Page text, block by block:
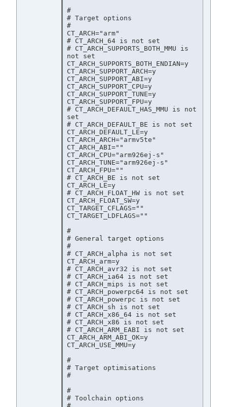
#
# Target options
#
CT_ARCH="arm"
# CT_ARCH_64 is not set
# CT_ARCH_SUPPORTS_BOTH_MMU is
not set
CT_ARCH_SUPPORTS_BOTH_ENDIAN=y
CT_ARCH_SUPPORT_ARCH=y
CT_ARCH_SUPPORT_ABI=y
CT_ARCH_SUPPORT_CPU=y
CT_ARCH_SUPPORT_TUNE=y
CT_ARCH_SUPPORT_FPU=y
# CT_ARCH_DEFAULT_HAS_MMU is not
set
# CT_ARCH_DEFAULT_BE is not set
CT_ARCH_DEFAULT_LE=y
CT_ARCH_ARCH="armv5te"
CT_ARCH_ABI=""
CT_ARCH_CPU="arm926ej-s"
CT_ARCH_TUNE="arm926ej-s"
CT_ARCH_FPU=""
# CT_ARCH_BE is not set
CT_ARCH_LE=y
# CT_ARCH_FLOAT_HW is not set
CT_ARCH_FLOAT_SW=y
CT_TARGET_CFLAGS=""
CT_TARGET_LDFLAGS=""
#
# General target options
#
# CT_ARCH_alpha is not set
CT_ARCH_arm=y
# CT_ARCH_avr32 is not set
# CT_ARCH_ia64 is not set
# CT_ARCH_mips is not set
# CT_ARCH_powerpc64 is not set
# CT_ARCH_powerpc is not set
# CT_ARCH_sh is not set
# CT_ARCH_x86_64 is not set
# CT_ARCH_x86 is not set
# CT_ARCH_ARM_EABI is not set
CT_ARCH_ARM_ABI_OK=y
CT_ARCH_USE_MMU=y
#
# Target optimisations
#
#
# Toolchain options